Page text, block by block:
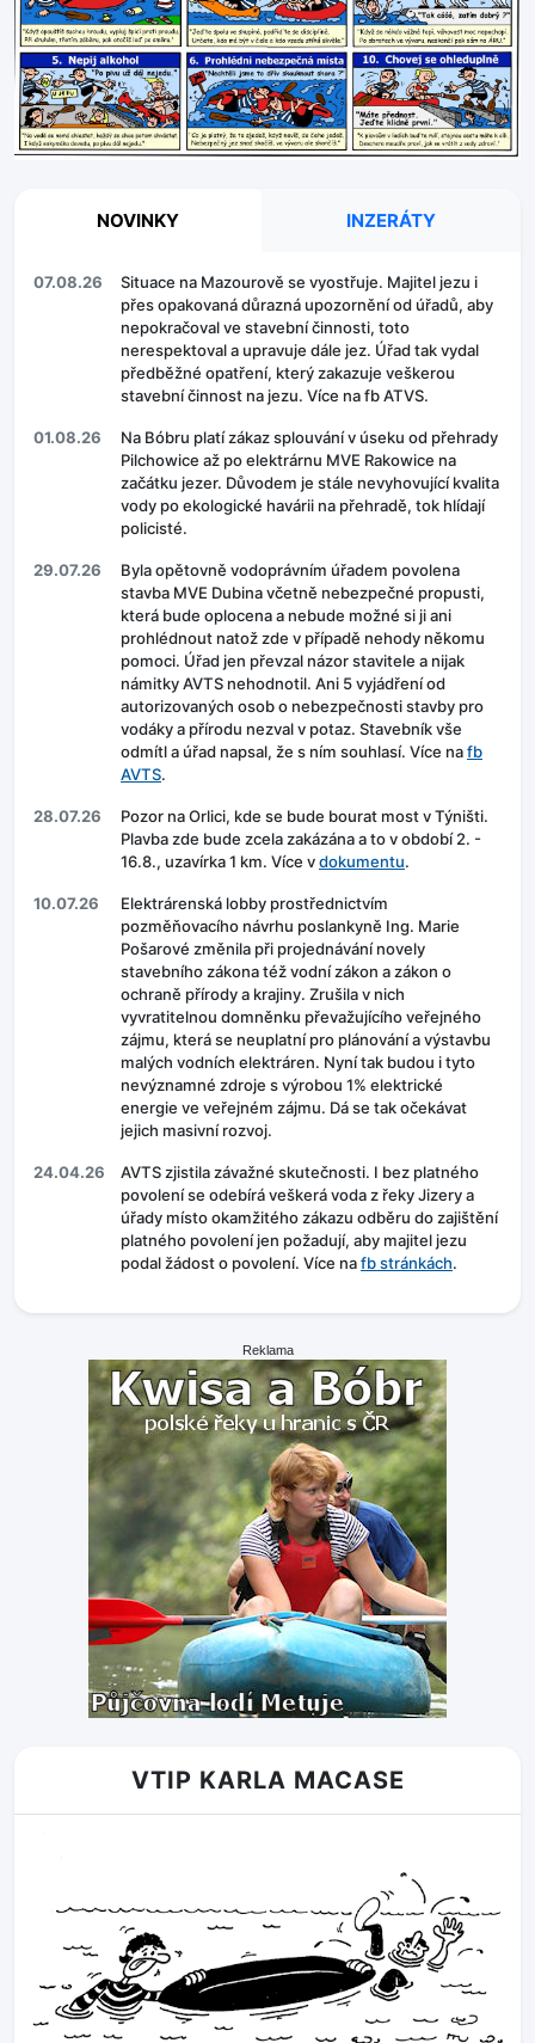
NOVINKY INZERÁTY
07.08.26
Situace na Mazourově se vyostřuje. Majitel jezu i
přes opakovaná důrazná upozornění od úřadů, aby
nepokračoval ve stavební činnosti, toto
nerespektoval a upravuje dále jez. Úřad tak vydal
předběžné opatření, který zakazuje veškerou
stavební činnost na jezu. Více na fb ATVS.
01.08.26
Na Bóbru platí zákaz splouvání v úseku od přehrady
Pilchowice až po elektrárnu MVE Rakowice na
začátku jezer. Důvodem je stále nevyhovující kvalita
vody po ekologické havárii na přehradě, tok hlídají
policisté.
29.07.26
Byla opětovně vodoprávním úřadem povolena
stavba MVE Dubina včetně nebezpečné propusti,
která bude oplocena a nebude možné si ji ani
prohlédnout natož zde v případě nehody někomu
pomoci. Úřad jen převzal názor stavitele a nijak
námitky AVTS nehodnotil. Ani 5 vyjádření od
autorizovaných osob o nebezpečnosti stavby pro
vodáky a přírodu nezval v potaz. Stavebník vše
odmítl a úřad napsal, že s ním souhlasí. Více nafb
AVTS.
28.07.26
Pozor na Orlici, kde se bude bourat most v Týništi.
Plavba zde bude zcela zakázána a to v období 2. -
16.8., uzavírka 1 km. Více vdokumentu.
10.07.26
Elektrárenská lobby prostřednictvím
pozměňovacího návrhu poslankyně Ing. Marie
Pošarové změnila při projednávání novely
stavebního zákona též vodní zákon a zákon o
ochraně přírody a krajiny. Zrušila v nich
vyvratitelnou domněnku převažujícího veřejného
zájmu, která se neuplatní pro plánování a výstavbu
malých vodních elektráren. Nyní tak budou i tyto
nevýznamné zdroje s výrobou 1% elektrické
energie ve veřejném zájmu. Dá se tak očekávat
jejich masivní rozvoj.
24.04.26
AVTS zjistila závažné skutečnosti. I bez platného
povolení se odebírá veškerá voda z řeky Jizery a
úřady místo okamžitého zákazu odběru do zajištění
platného povolení jen požadují, aby majitel jezu
podal žádost o povolení. Více nafb stránkách.
Reklama
VTIP KARLA MACASE